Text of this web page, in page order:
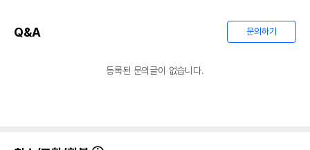
Q&A 문의하기
등록된 문의글이 없습니다.